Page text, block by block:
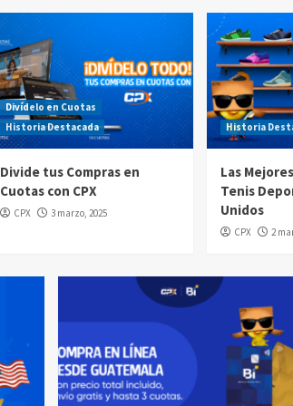
Divídelo en Cuotas
Historia Destacada
Divide tus Compras en
Cuotas con CPX
CPX 3 marzo, 2025
Historia
Las
Tenis
Unidos
CPX 2